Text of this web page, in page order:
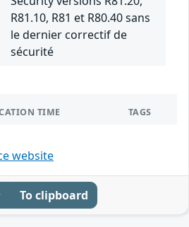
R81.10, R81 et R80.40 sans
le dernier correctif de
sécurité
TIME TAGS
website
To clipboard